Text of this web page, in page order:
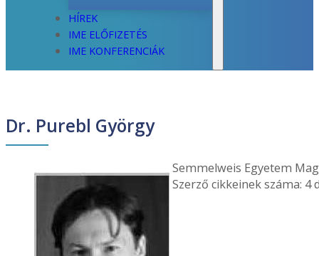
HÍREK
IME ELŐFIZETÉS
IME KONFERENCIÁK
Dr. Purebl György
Semmelweis Egyetem
Szerző cikkeinek száma: 4